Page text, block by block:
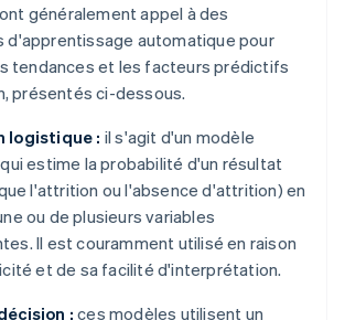
généralement appel à des
d'apprentissage automatique pour
tendances et les facteurs prédictifs
présentés ci-dessous.
logistique : il s'agit d'un modèle
estime la probabilité d'un résultat
l'attrition ou l'absence d'attrition) en
ou de plusieurs variables
Il est couramment utilisé en raison
et de sa facilité d'interprétation.
: ces modèles utilisent un